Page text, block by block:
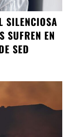
SILENCIOSA
SUFREN EN
SED